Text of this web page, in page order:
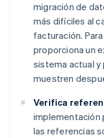
migración de
más difíciles al
facturación.
proporciona un
sistema actual
muestren
Verifica
implementación
las referencias